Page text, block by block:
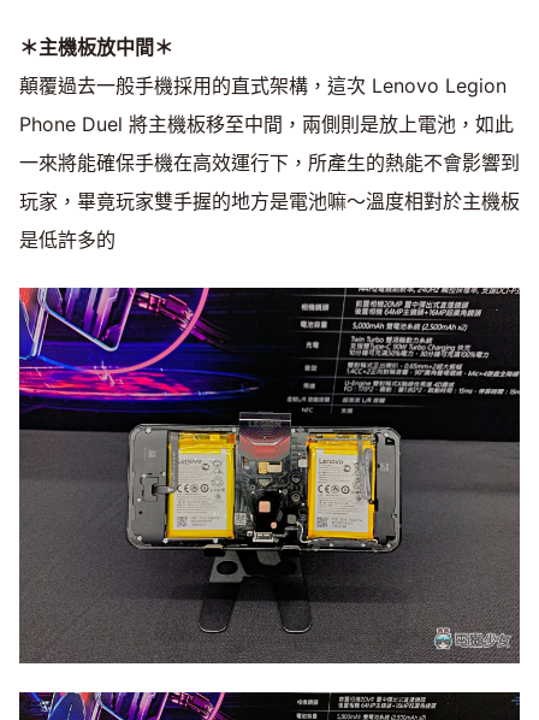
＊主機板放中間＊
顛覆過去一般手機採用的直式架構，這次 Lenovo Legion
Phone Duel 將主機板移至中間，兩側則是放上電池，如此
一來將能確保手機在高效運行下，所產生的熱能不會影響到
玩家，畢竟玩家雙手握的地方是電池嘛～溫度相對於主機板
是低許多的